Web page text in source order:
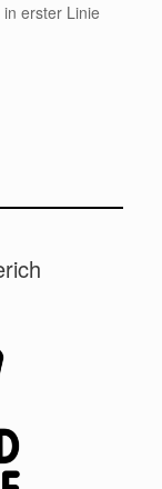
erster Linie